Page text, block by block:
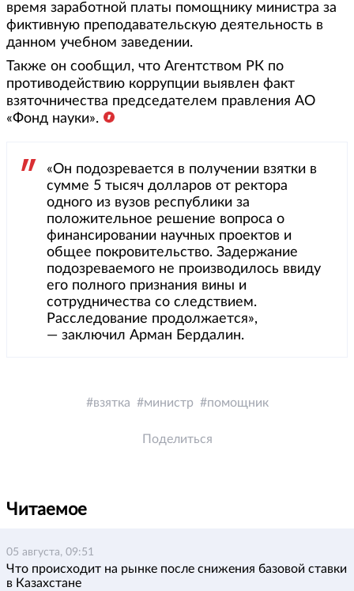
время заработной платы помощнику министра за
фиктивную преподавательскую деятельность в
данном учебном заведении.
Также он сообщил, что Агентством РК по
противодействию коррупции выявлен факт
взяточничества председателем правления АО
«Фонд науки».
«Он подозревается в получении взятки в
сумме 5 тысяч долларов от ректора
одного из вузов республики за
положительное решение вопроса о
финансировании научных проектов и
общее покровительство. Задержание
подозреваемого не производилось ввиду
его полного признания вины и
сотрудничества со следствием.
Расследование продолжается»,
— заключил Арман Бердалин.
взятка министр помощник
Поделиться
Читаемое
05 августа, 09:51
Что происходит на рынке после снижения базовой ставки
в Казахстане